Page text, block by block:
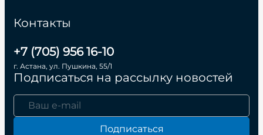
Контакты
+7 (705) 956 16-10
г. Астана, ул. Пушкина, 55/1
Подписаться на рассылку новостей
Подписаться